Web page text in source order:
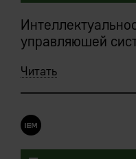
управляюшей
ограничена
стандартизации
Начиная с
Читать